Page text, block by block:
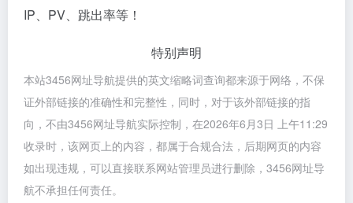
IP、PV、跳出率等！
特别声明
本站3456网址导航提供的英文缩略词查询都来源于网络，不保
证外部链接的准确性和完整性，同时，对于该外部链接的指
向，不由3456网址导航实际控制，在2026年6月3日 上午11:29
收录时，该网页上的内容，都属于合规合法，后期网页的内容
如出现违规，可以直接联系网站管理员进行删除，3456网址导
航不承担任何责任。